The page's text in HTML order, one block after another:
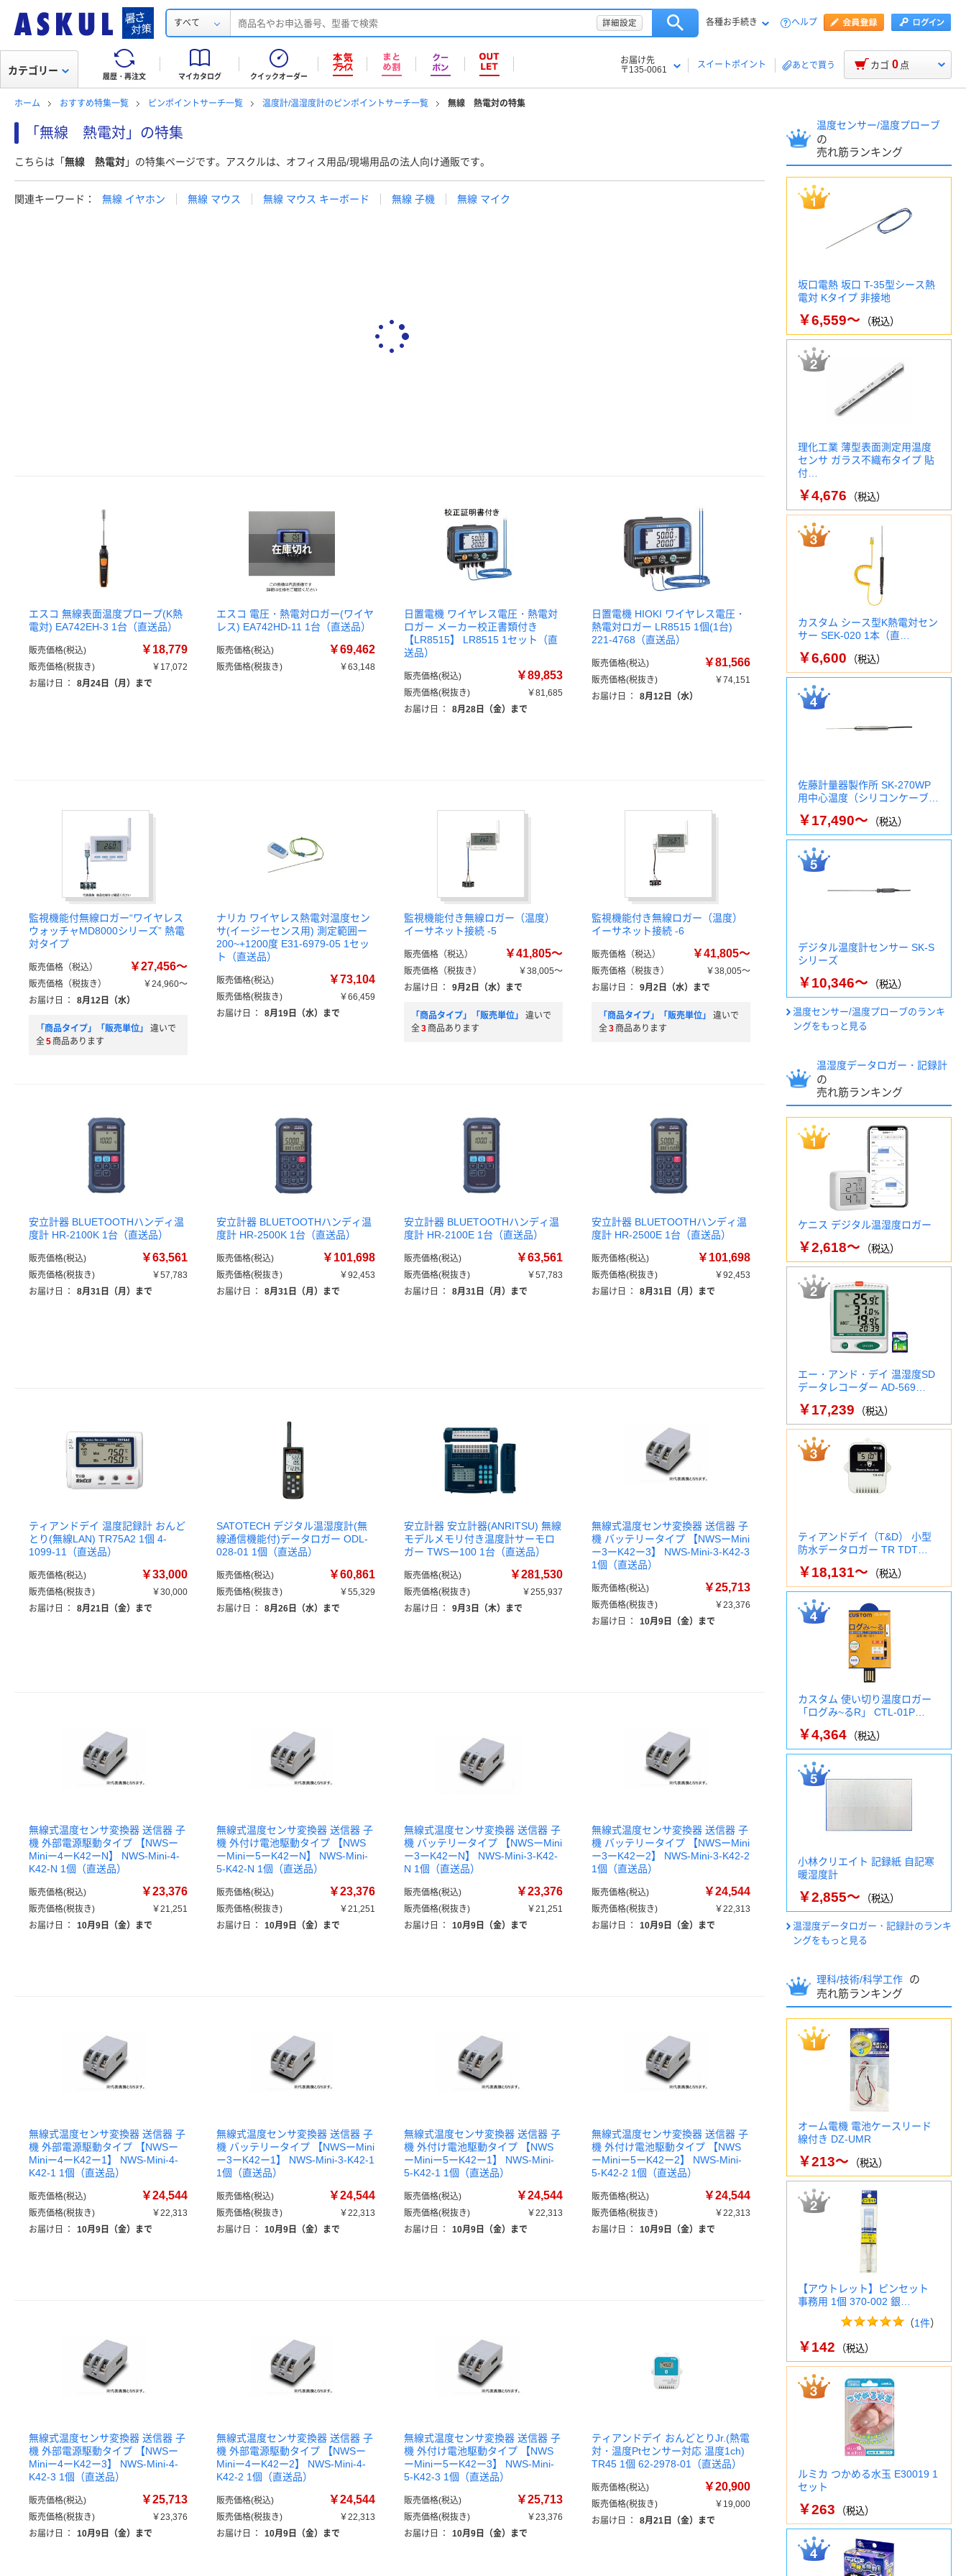
すべて 詳細設定 各種お手続き ヘルプ
履歴・再注文 マイカタログ クイックオーダー
お届け先
〒135-0061
スイートポイント あとで買う
カテゴリー カゴ 0 点
ホーム おすすめ特集一覧 ピンポイントサーチ一覧 温度計/温湿度計のピンポイントサーチ一覧 無線 熱電対の特集
「無線 熱電対」の特集
こちらは「無線 熱電対」の特集ページです。アスクルは、オフィス用品/現場用品の法人向け通販です。
関連キーワード： 無線 イヤホン 無線 マウス 無線 マウス キーボード 無線 子機 無線 マイク
エスコ 無線表面温度プロープ(K熱
電対) EA742EH-3 1台（直送品）
販売価格(税込) ￥18,779
販売価格(税抜き)
￥17,072
お届け日
： 8月24日（月）まで
エスコ 電圧・熱電対ロガー(ワイヤ
レス) EA742HD-11 1台（直送品）
販売価格(税込) ￥69,462
販売価格(税抜き) ￥63,148
日置電機 ワイヤレス電圧・熱電対
ロガー メーカー校正書類付き
【LR8515】 LR8515 1セット（直
送品）
販売価格(税込) ￥89,853
販売価格(税抜き)
￥81,685
お届け日
： 8月28日（金）まで
日置電機 HIOKI ワイヤレス電圧・
熱電対ロガー LR8515 1個(1台)
221-4768（直送品）
販売価格(税込) ￥81,566
販売価格(税抜き)
￥74,151
お届け日
： 8月12日（水）
監視機能付無線ロガー“ワイヤレス
ウォッチャMD8000シリーズ” 熱電
対タイプ
販売価格（税込） ￥27,456～
販売価格（税抜き）
￥24,960～
お届け日
： 8月12日（水）
「商品タイプ」「販売単位」
違いで
全5 商品あります
ナリカ ワイヤレス熱電対温度セン
サ(イージーセンス用) 測定範囲ー
200~+1200度 E31-6979-05 1セッ
ト（直送品）
販売価格(税込) ￥73,104
販売価格(税抜き)
￥66,459
お届け日
： 8月19日（水）まで
監視機能付き無線ロガー（温度）
イーサネット接続 -5
販売価格（税込） ￥41,805～
販売価格（税抜き）
￥38,005～
お届け日
： 9月2日（水）まで
「商品タイプ」「販売単位」
違いで
全3 商品あります
監視機能付き無線ロガー（温度）
イーサネット接続 -6
販売価格（税込） ￥41,805～
販売価格（税抜き）
￥38,005～
お届け日
： 9月2日（水）まで
「商品タイプ」「販売単位」
違いで
全3 商品あります
安立計器 BLUETOOTHハンディ温
度計 HR-2100K 1台（直送品）
販売価格(税込) ￥63,561
販売価格(税抜き)
￥57,783
お届け日
： 8月31日（月）まで
安立計器 BLUETOOTHハンディ温
度計 HR-2500K 1台（直送品）
販売価格(税込) ￥101,698
販売価格(税抜き)
￥92,453
お届け日
： 8月31日（月）まで
安立計器 BLUETOOTHハンディ温
度計 HR-2100E 1台（直送品）
販売価格(税込) ￥63,561
販売価格(税抜き)
￥57,783
お届け日
： 8月31日（月）まで
安立計器 BLUETOOTHハンディ温
度計 HR-2500E 1台（直送品）
販売価格(税込) ￥101,698
販売価格(税抜き)
￥92,453
お届け日
： 8月31日（月）まで
ティアンドデイ 温度記録計 おんど
とり(無線LAN) TR75A2 1個 4-
1099-11（直送品）
販売価格(税込) ￥33,000
販売価格(税抜き)
￥30,000
お届け日
： 8月21日（金）まで
SATOTECH デジタル温湿度計(無
線通信機能付)データロガー ODL-
028-01 1個（直送品）
販売価格(税込) ￥60,861
販売価格(税抜き)
￥55,329
お届け日
： 8月26日（水）まで
安立計器 安立計器(ANRITSU) 無線
モデルメモリ付き温度計サーモロ
ガー TWSー100 1台（直送品）
販売価格(税込) ￥281,530
販売価格(税抜き)
￥255,937
お届け日
： 9月3日（木）まで
無線式温度センサ変換器 送信器 子
機 バッテリータイプ 【NWSーMini
ー3ーK42ー3】 NWS-Mini-3-K42-3
1個（直送品）
販売価格(税込) ￥25,713
販売価格(税抜き)
￥23,376
お届け日
： 10月9日（金）まで
無線式温度センサ変換器 送信器 子
機 外部電源駆動タイプ 【NWSー
Miniー4ーK42ーN】 NWS-Mini-4-
K42-N 1個（直送品）
販売価格(税込) ￥23,376
販売価格(税抜き)
￥21,251
お届け日
： 10月9日（金）まで
無線式温度センサ変換器 送信器 子
機 外付け電池駆動タイプ 【NWS
ーMiniー5ーK42ーN】 NWS-Mini-
5-K42-N 1個（直送品）
販売価格(税込) ￥23,376
販売価格(税抜き)
￥21,251
お届け日
： 10月9日（金）まで
無線式温度センサ変換器 送信器 子
機 バッテリータイプ 【NWSーMini
ー3ーK42ーN】 NWS-Mini-3-K42-
N 1個（直送品）
販売価格(税込) ￥23,376
販売価格(税抜き)
￥21,251
お届け日
： 10月9日（金）まで
無線式温度センサ変換器 送信器 子
機 バッテリータイプ 【NWSーMini
ー3ーK42ー2】 NWS-Mini-3-K42-2
1個（直送品）
販売価格(税込) ￥24,544
販売価格(税抜き)
￥22,313
お届け日
： 10月9日（金）まで
無線式温度センサ変換器 送信器 子
機 外部電源駆動タイプ 【NWSー
Miniー4ーK42ー1】 NWS-Mini-4-
K42-1 1個（直送品）
販売価格(税込) ￥24,544
販売価格(税抜き)
￥22,313
お届け日
： 10月9日（金）まで
無線式温度センサ変換器 送信器 子
機 バッテリータイプ 【NWSーMini
ー3ーK42ー1】 NWS-Mini-3-K42-1
1個（直送品）
販売価格(税込) ￥24,544
販売価格(税抜き)
￥22,313
お届け日
： 10月9日（金）まで
無線式温度センサ変換器 送信器 子
機 外付け電池駆動タイプ 【NWS
ーMiniー5ーK42ー1】 NWS-Mini-
5-K42-1 1個（直送品）
販売価格(税込) ￥24,544
販売価格(税抜き)
￥22,313
お届け日
： 10月9日（金）まで
無線式温度センサ変換器 送信器 子
機 外付け電池駆動タイプ 【NWS
ーMiniー5ーK42ー2】 NWS-Mini-
5-K42-2 1個（直送品）
販売価格(税込) ￥24,544
販売価格(税抜き)
￥22,313
お届け日
： 10月9日（金）まで
無線式温度センサ変換器 送信器 子
機 外部電源駆動タイプ 【NWSー
Miniー4ーK42ー3】 NWS-Mini-4-
K42-3 1個（直送品）
販売価格(税込) ￥25,713
販売価格(税抜き)
￥23,376
お届け日
： 10月9日（金）まで
無線式温度センサ変換器 送信器 子
機 外部電源駆動タイプ 【NWSー
Miniー4ーK42ー2】 NWS-Mini-4-
K42-2 1個（直送品）
販売価格(税込) ￥24,544
販売価格(税抜き)
￥22,313
お届け日
： 10月9日（金）まで
無線式温度センサ変換器 送信器 子
機 外付け電池駆動タイプ 【NWS
ーMiniー5ーK42ー3】 NWS-Mini-
5-K42-3 1個（直送品）
販売価格(税込) ￥25,713
販売価格(税抜き)
￥23,376
お届け日
： 10月9日（金）まで
ティアンドデイ おんどとりJr.(熱電
対・温度Ptセンサー対応 温度1ch)
TR45 1個 62-2978-01（直送品）
販売価格(税込) ￥20,900
販売価格(税抜き)
￥19,000
お届け日
： 8月21日（金）まで
温度センサー/温度プローブ
の
売れ筋ランキング
坂口電熱 坂口 T-35型シース熱
電対 Kタイプ 非接地
￥6,559～ （税込）
理化工業 薄型表面測定用温度
センサ ガラス不織布タイプ 貼
付…
￥4,676 （税込）
カスタム シース型K熱電対セン
サー SEK-020 1本（直…
￥6,600 （税込）
佐藤計量器製作所 SK-270WP
用中心温度（シリコンケーブ…
￥17,490～ （税込）
デジタル温度計センサー SK-S
シリーズ
￥10,346～ （税込）
温度センサー/温度プローブのランキ
ングをもっと見る
温湿度データロガー・記録計
の
売れ筋ランキング
ケニス デジタル温湿度ロガー
￥2,618～ （税込）
エー・アンド・デイ 温湿度SD
データレコーダー AD-569…
￥17,239 （税込）
ティアンドデイ（T&D） 小型
防水データロガー TR TDT…
￥18,131～ （税込）
カスタム 使い切り温度ロガー
「ログみ~るR」 CTL-01P…
￥4,364 （税込）
小林クリエイト 記録紙 自記寒
暖湿度計
￥2,855～ （税込）
温湿度データロガー・記録計のランキ
ングをもっと見る
理科/技術/科学工作
の
売れ筋ランキング
オーム電機 電池ケースリード
線付き DZ-UMR
￥213～ （税込）
【アウトレット】ピンセット
事務用 1個 370-002 銀…
（1件）
￥142 （税込）
ルミカ つかめる水玉 E30019 1
セット
￥263 （税込）